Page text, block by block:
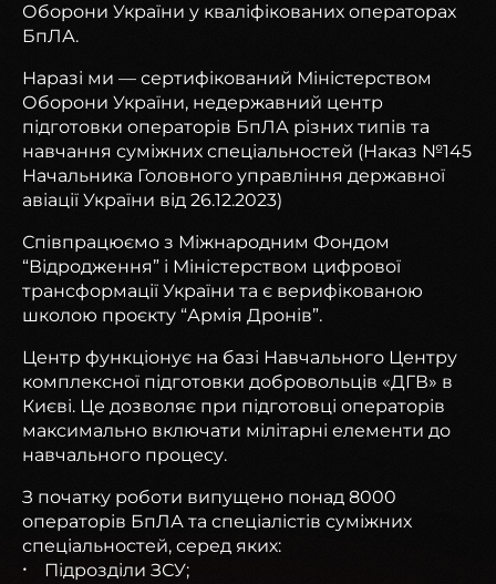
Оборони України у кваліфікованих операторах
БпЛА.
Наразі ми — сертифікований Міністерством
Оборони України, недержавний центр
підготовки операторів БпЛА різних типів та
навчання суміжних спеціальностей (Наказ №145
Начальника Головного управління державної
авіації України від 26.12.2023)
Співпрацюємо з Міжнародним Фондом
“Відродження” і Міністерством цифрової
трансформації України та є верифікованою
школою проєкту “Армія Дронів”.
Центр функціонує на базі Навчального Центру
комплексної підготовки добровольців «ДГВ» в
Києві. Це дозволяє при підготовці операторів
максимально включати мілітарні елементи до
навчального процесу.
З початку роботи випущено понад 8000
операторів БпЛА та спеціалістів суміжних
спеціальностей, серед яких:
Підрозділи ЗСУ;